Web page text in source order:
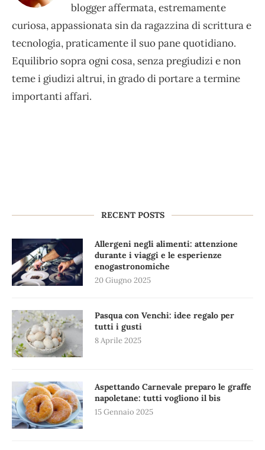
blogger affermata, estremamente
curiosa, appassionata sin da ragazzina di scrittura e
tecnologia, praticamente il suo pane quotidiano.
Equilibrio sopra ogni cosa, senza pregiudizi e non
teme i giudizi altrui, in grado di portare a termine
importanti affari.
RECENT POSTS
Allergeni negli alimenti: attenzione
durante i viaggi e le esperienze
enogastronomiche
20 Giugno 2025
Pasqua con Venchi: idee regalo per
tutti i gusti
8 Aprile 2025
Aspettando Carnevale preparo le graffe
napoletane: tutti vogliono il bis
15 Gennaio 2025